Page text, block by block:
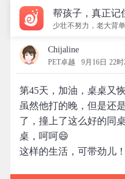
帮孩子，真正记
少壮不努力，老大背
Chijaline
PET卓越 9月16日 22
第45天，加油，桌桌又
虽然他打的晚，但是还
了，撞上了这么好的同
桌，呵呵😄
这样的生活，可带劲儿